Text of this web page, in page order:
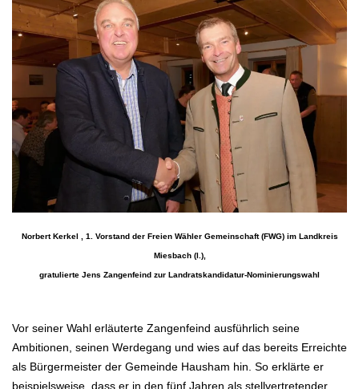
Norbert Kerkel , 1. Vorstand der Freien Wähler Gemeinschaft (FWG) im Landkreis
Miesbach (l.),
gratulierte Jens Zangenfeind zur Landratskandidatur-Nominierungswahl
Vor seiner Wahl erläuterte Zangenfeind ausführlich seine
Ambitionen, seinen Werdegang und wies auf das bereits Erreichte
als Bürgermeister der Gemeinde Hausham hin. So erklärte er
beispielsweise, dass er in den fünf Jahren als stellvertretender